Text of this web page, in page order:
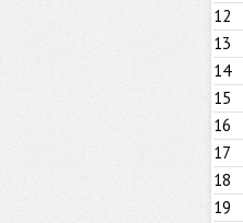
12
13
14
15
16
17
18
19